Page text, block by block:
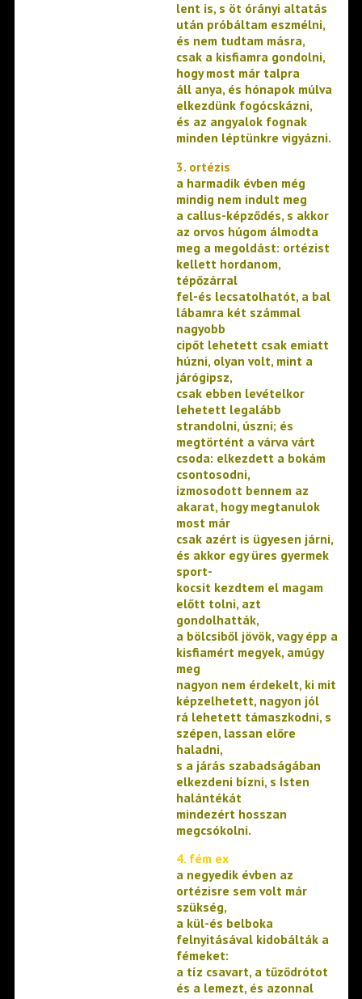
lent is, s öt órányi altatás
után próbáltam eszmélni,
és nem tudtam másra,
csak a kisfiamra gondolni,
hogy most már talpra
áll anya, és hónapok múlva
elkezdünk fogócskázni,
és az angyalok fognak
minden léptünkre vigyázni.
3. ortézis
a harmadik évben még
mindig nem indult meg
a callus-képződés, s akkor
az orvos húgom álmodta
meg a megoldást: ortézist
kellett hordanom,
tépőzárral
fel-és lecsatolhatót, a bal
lábamra két számmal
nagyobb
cipőt lehetett csak emiatt
húzni, olyan volt, mint a
járógipsz,
csak ebben levételkor
lehetett legalább
strandolni, úszni; és
megtörtént a várva várt
csoda: elkezdett a bokám
csontosodni,
izmosodott bennem az
akarat, hogy megtanulok
most már
csak azért is ügyesen járni,
és akkor egy üres gyermek
sport-
kocsit kezdtem el magam
előtt tolni, azt
gondolhatták,
a bölcsiből jövök, vagy épp a
kisfiamért megyek, amúgy
meg
nagyon nem érdekelt, ki mit
képzelhetett, nagyon jól
rá lehetett támaszkodni, s
szépen, lassan előre
haladni,
s a járás szabadságában
elkezdeni bízni, s Isten
halántékát
mindezért hosszan
megcsókolni.
4. fém ex
a negyedik évben az
ortézisre sem volt már
szükség,
a kül-és belboka
felnyitásával kidobálták a
fémeket:
a tíz csavart, a tűződrótot
és a lemezt, és azonnal